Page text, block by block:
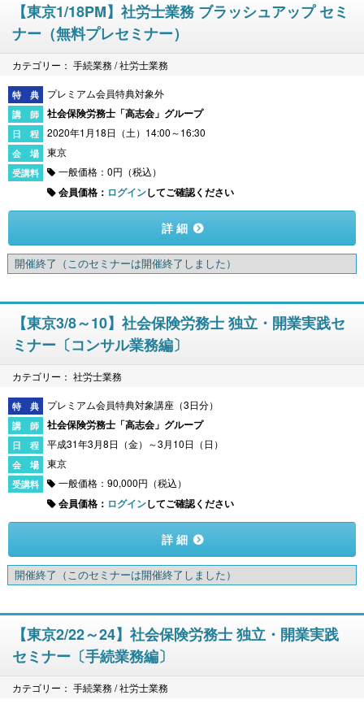
【東京1/18PM】社労士業務 ブラッシュアップ セミ
ナー（無料プレセミナー）
カテゴリー： 手続業務 / 社労士業務
プレミアム会員特典対象外
社会保険労務士「高志会」グループ
2020年1月18日（土）14:00～16:30
東京
一般価格：0円（税込）
会員価格： ログインしてご確認ください
詳 細
開催終了 （このセミナーは開催終了しました）
【東京3/8～10】社会保険労務士 独立・開業実践セ
ミナー〔コンサル業務編〕
カテゴリー： 社労士業務
プレミアム会員特典対象講座（3日分）
社会保険労務士「高志会」グループ
平成31年3月8日（金）～3月10日（日）
東京
一般価格：90,000円（税込）
会員価格： ログインしてご確認ください
詳 細
開催終了 （このセミナーは開催終了しました）
【東京2/22～24】社会保険労務士 独立・開業実践
セミナー〔手続業務編〕
カテゴリー： 手続業務 / 社労士業務